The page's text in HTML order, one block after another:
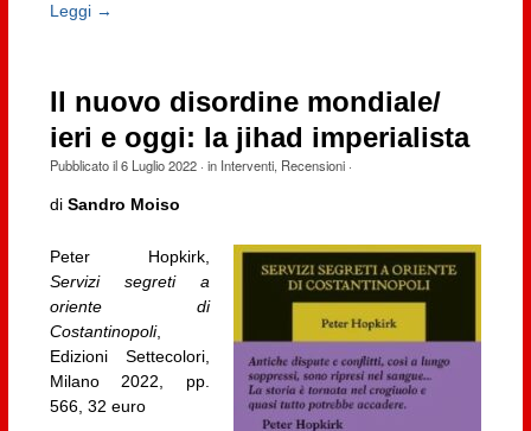
Leggi →
Il nuovo disordine mondiale/
ieri e oggi: la jihad imperialista
Pubblicato il6 Luglio 2022· in Interventi, Recensioni·
di Sandro Moiso
Peter Hopkirk,
Servizi segreti a
oriente di
Costantinopoli,
Edizioni Settecolori,
Milano 2022, pp.
566, 32 euro